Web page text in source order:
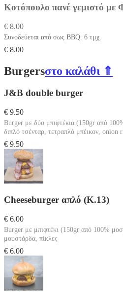
Κοτόπουλο πανέ γεμιστό με
€ 8.00
Συνοδεύεται από σως BBQ. 6 τμχ.
€ 8.00
Burgersστο καλάθι ⇑
J&B double burger
€ 9.50
Burger με δύο μπιφτέκια (150gr από
διπλό τσένταρ, τετραπλό μπέικον,
€ 9.50
Cheeseburger απλό (Κ.13)
€ 6.00
Burger με μπιφτέκι (150gr από 100%
μουστάρδα, πίκλες
€ 6.00